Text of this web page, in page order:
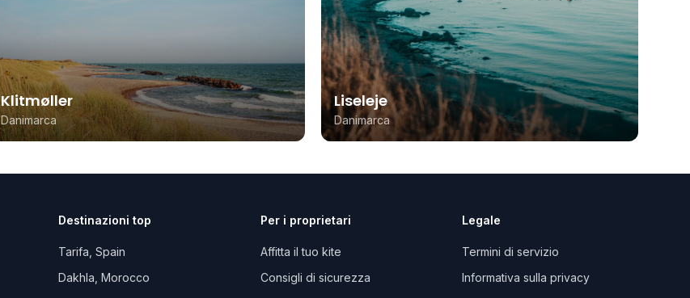
Klitmøller
Danimarca
Liseleje
Danimarca
Destinazioni top
Tarifa, Spain
Dakhla, Morocco
Per i proprietari
Affitta il tuo kite
Consigli di sicurezza
Legale
Termini di servizio
Informativa sulla privacy